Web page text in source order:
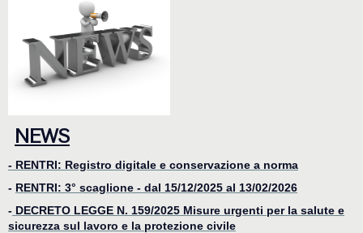
NEWS
- RENTRI: Registro digitale e conservazione a norma
- RENTRI: 3° scaglione - dal 15/12/2025 al 13/02/2026
- DECRETO LEGGE N. 159/2025 Misure urgenti per la salute e
sicurezza sul lavoro e la protezione civile